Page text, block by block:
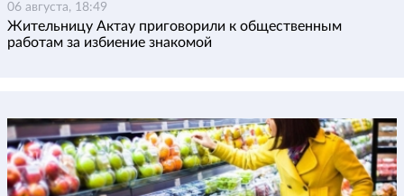
06 августа, 18:49
Жительницу Актау приговорили к общественным
работам за избиение знакомой